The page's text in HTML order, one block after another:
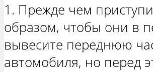
1. Прежде чем
образом, чтобы они в
вывесите переднюю
автомобиля, но перед